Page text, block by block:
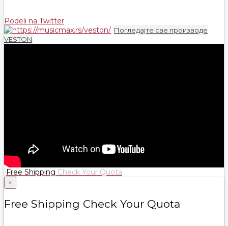
Podeli na Twitter
Погледајте све производе
VESTON
Free Shipping Check Your Quota
×
Free Shipping Check Your Quota